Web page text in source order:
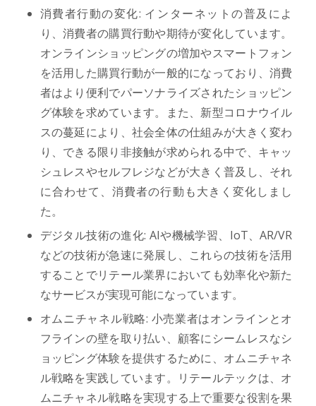
消費者行動の変化: インターネットの普及によ
り、消費者の購買行動や期待が変化しています。
オンラインショッピングの増加やスマートフォン
を活用した購買行動が一般的になっており、消費
者はより便利でパーソナライズされたショッピン
グ体験を求めています。また、新型コロナウイル
スの蔓延により、社会全体の仕組みが大きく変わ
り、できる限り非接触が求められる中で、キャッ
シュレスやセルフレジなどが大きく普及し、それ
に合わせて、消費者の行動も大きく変化しまし
た。
デジタル技術の進化: AIや機械学習、IoT、AR/VR
などの技術が急速に発展し、これらの技術を活用
することでリテール業界においても効率化や新た
なサービスが実現可能になっています。
オムニチャネル戦略: 小売業者はオンラインとオ
フラインの壁を取り払い、顧客にシームレスなシ
ョッピング体験を提供するために、オムニチャネ
ル戦略を実践しています。リテールテックは、オ
ムニチャネル戦略を実現する上で重要な役割を果